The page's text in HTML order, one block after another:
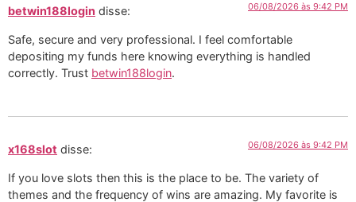
betwin188login disse: 06/08/2026 às 9:42 PM
Safe, secure and very professional. I feel comfortable
depositing my funds here knowing everything is handled
correctly. Trust betwin188login.
x168slot disse: 06/08/2026 às 9:42 PM
If you love slots then this is the place to be. The variety of
themes and the frequency of wins are amazing. My favorite is